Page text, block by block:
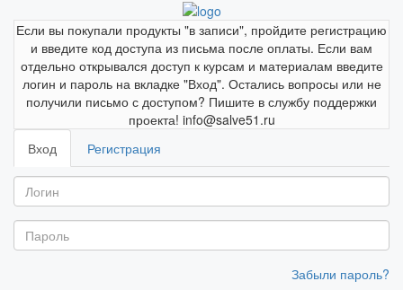
Если вы покупали продукты "в записи", пройдите регистрацию
и введите код доступа из письма после оплаты. Если вам
отдельно открывался доступ к курсам и материалам введите
логин и пароль на вкладке "Вход". Остались вопросы или не
получили письмо с доступом? Пишите в службу поддержки
проекта! info@salve51.ru
Вход
Регистрация
Забыли пароль?